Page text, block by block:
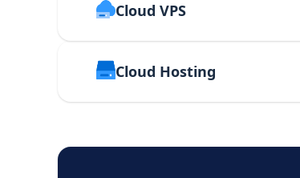
Cloud VPS
Cloud Hosting